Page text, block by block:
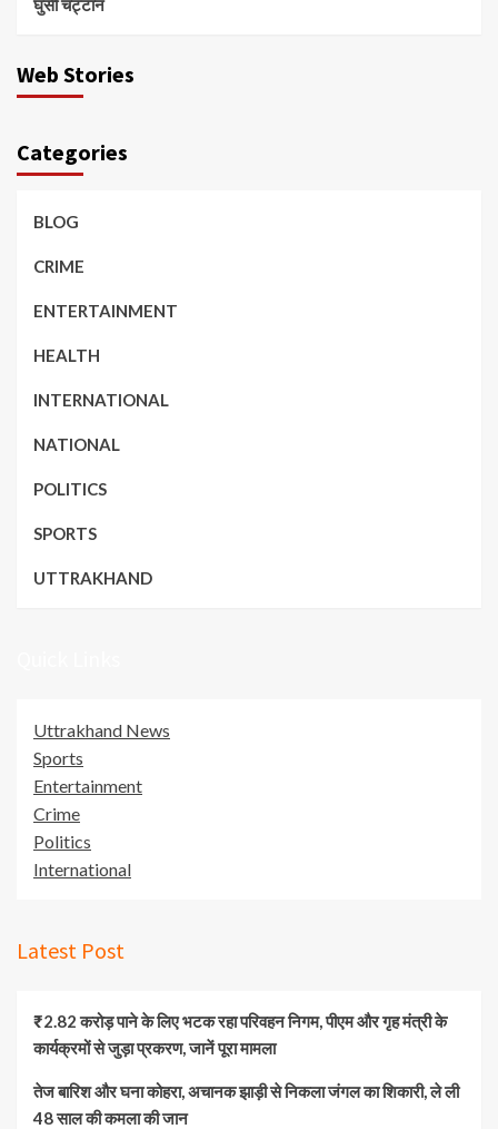
घुसी चट्टान
Web Stories
Categories
BLOG
CRIME
ENTERTAINMENT
HEALTH
INTERNATIONAL
NATIONAL
POLITICS
SPORTS
UTTRAKHAND
Uttrakhand News
Sports
Entertainment
Crime
Politics
International
Latest Post
₹2.82 करोड़ पाने के लिए भटक रहा परिवहन निगम, पीएम और गृह मंत्री के
कार्यक्रमों से जुड़ा प्रकरण, जानें पूरा मामला
तेज बारिश और घना कोहरा, अचानक झाड़ी से निकला जंगल का शिकारी, ले ली
48 साल की कमला की जान